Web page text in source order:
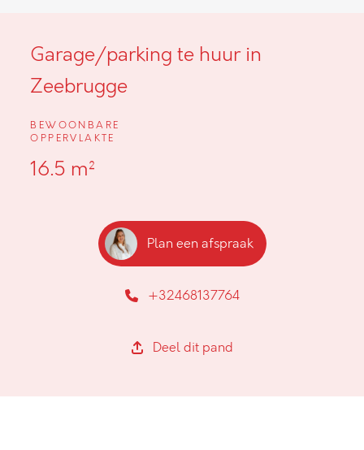
Garage/parking te huur in
Zeebrugge
BEWOONBARE
OPPERVLAKTE
16.5 m²
Plan een afspraak
+32468137764
Deel dit pand